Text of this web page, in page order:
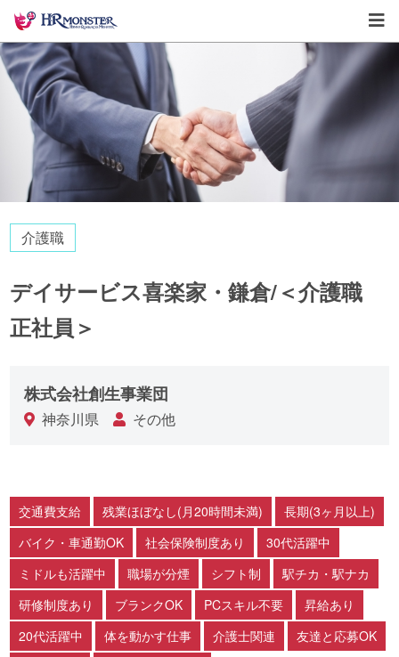
介護職
デイサービス喜楽家・鎌倉/＜介護職
正社員＞
株式会社創生事業団
神奈川県 その他
交通費支給 残業ほぼなし(月20時間未満)
長期(3ヶ月以上)
バイク・車通勤OK
社会保険制度あり
30代活躍中
ミドルも活躍中
職場が分煙 シフト制
駅チカ・駅ナカ
研修制度あり
ブランクOK PCスキル不要
昇給あり
20代活躍中
体を動かす仕事 介護士関連
友達と応募OK